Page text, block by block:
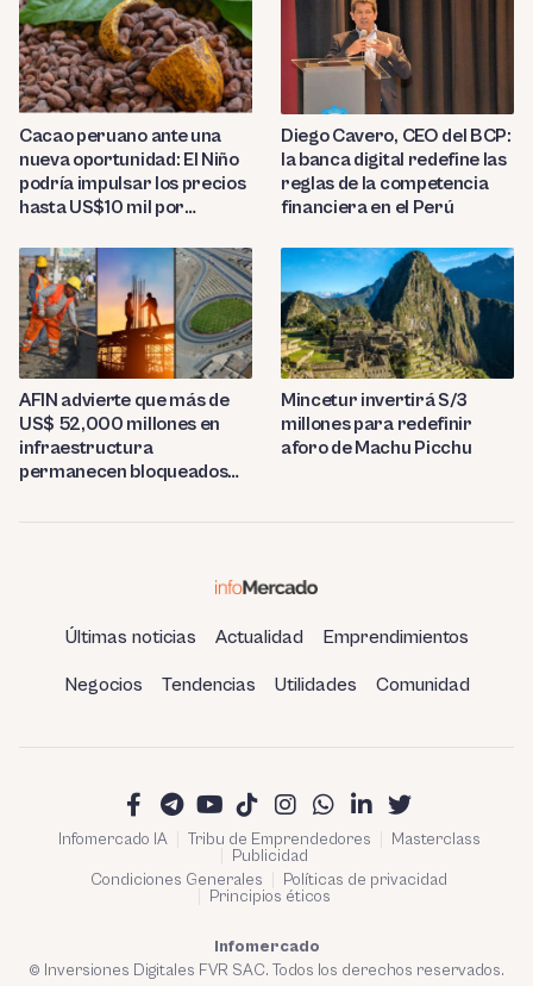
Cacao peruano ante una
nueva oportunidad: El Niño
podría impulsar los precios
hasta US$10 mil por
Diego Cavero, CEO del BCP:
la banca digital redefine las
reglas de la competencia
financiera en el Perú
AFIN advierte que más de
US$ 52,000 millones en
infraestructura
permanecen bloqueados
Mincetur invertirá S/3
millones para redefinir
aforo de Machu Picchu
Últimas noticias Actualidad Emprendimientos
Negocios Tendencias Utilidades Comunidad
Infomercado IA Tribu de Emprendedores
Masterclass
Publicidad
Condiciones Generales
Políticas de privacidad
Principios éticos
Infomercado
© Inversiones Digitales FVR SAC. Todos los derechos reservados.